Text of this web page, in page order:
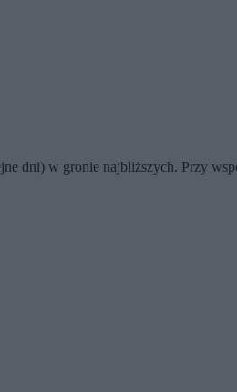
dni) w gronie najbliższych. Przy